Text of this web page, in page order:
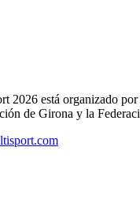
2026 está organizado
de Girona y la